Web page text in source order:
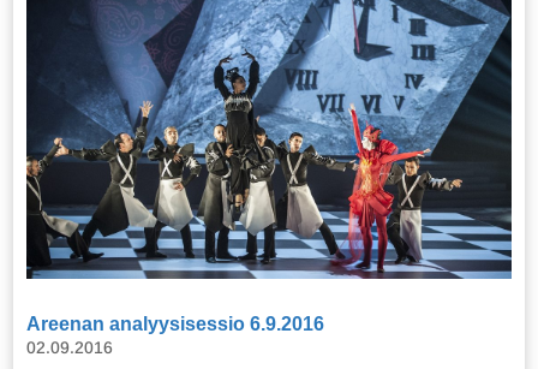
Areenan analyysisessio 6.9.2016
02.09.2016